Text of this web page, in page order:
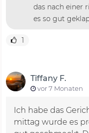
das nach einer
es so gut
1
Tiffany F.
vor 7 Monaten
Ich habe das
mittag wurde es